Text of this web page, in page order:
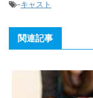
-キャスト
関連記事